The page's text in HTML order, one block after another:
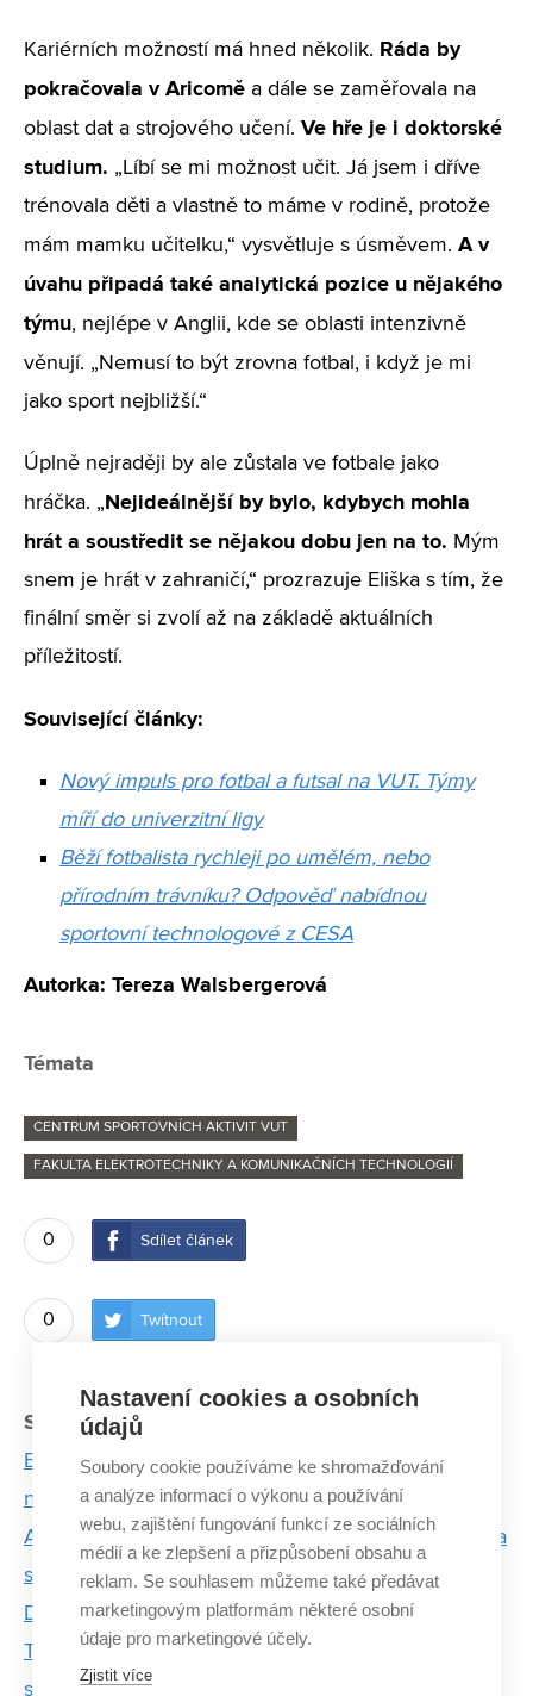
Kariérních možností má hned několik. Ráda by
pokračovala v Aricomě a dále se zaměřovala na
oblast dat a strojového učení. Ve hře je i doktorské
studium. „Líbí se mi možnost učit. Já jsem i dříve
trénovala děti a vlastně to máme v rodině, protože
mám mamku učitelku,“ vysvětluje s úsměvem. A v
úvahu připadá také analytická pozice u nějakého
týmu, nejlépe v Anglii, kde se oblasti intenzivně
věnují. „Nemusí to být zrovna fotbal, i když je mi
jako sport nejbližší.“
Úplně nejraději by ale zůstala ve fotbale jako
hráčka. „Nejideálnější by bylo, kdybych mohla
hrát a soustředit se nějakou dobu jen na to. Mým
snem je hrát v zahraničí,“ prozrazuje Eliška s tím, že
finální směr si zvolí až na základě aktuálních
příležitostí.
Související články:
Nový impuls pro fotbal a futsal na VUT. Týmy
míří do univerzitní ligy
Běží fotbalista rychleji po umělém, nebo
přírodním trávníku? Odpověď nabídnou
sportovní technologové z CESA
Autorka: Tereza Walsbergerová
Témata
CENTRUM SPORTOVNÍCH AKTIVIT VUT
FAKULTA ELEKTROTECHNIKY A KOMUNIKAČNÍCH TECHNOLOGIÍ
0 Sdílet článek
0 Twítnout
Související články:
Byl jsem blázen, který všude jezdil na bruslích, říká
nadějný rychlobruslař
Adam a Kateřina Chromí: Já byla zadýchaná, brácha
se skoro nudil
Dlouhá sezóna triatlonisty Tomáše Kříže
Tři tréninky denně prokládá triatlonista Tomáš Kříž
studiem sportovních technologií
Nastavení cookies a osobních
údajů
Soubory cookie používáme ke shromažďování
a analýze informací o výkonu a používání
webu, zajištění fungování funkcí ze sociálních
médií a ke zlepšení a přizpůsobení obsahu a
reklam. Se souhlasem můžeme také předávat
marketingovým platformám některé osobní
údaje pro marketingové účely.
Zjistit více